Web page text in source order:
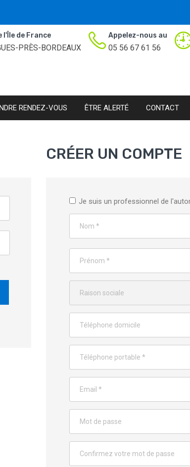
l'Île de France
PRÈS-BORDEAUX
Appelez-nous au
05 56 67 61 56
RENDEZ-VOUS ÊTRE ALERTÉ CONTACT
CRÉER UN COMPTE
Je suis un professionnel de